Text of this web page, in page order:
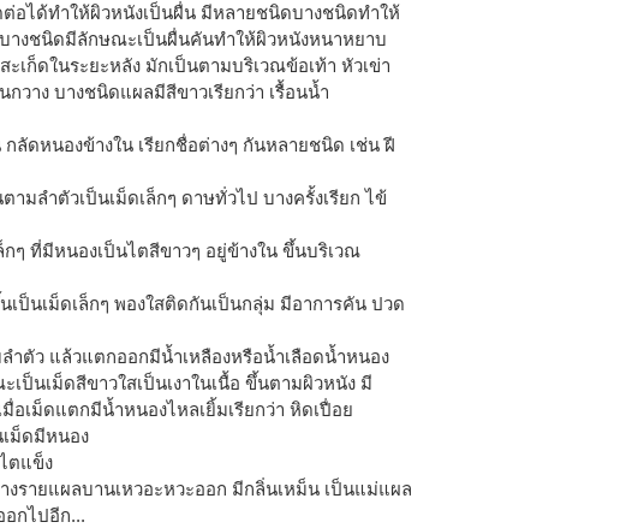
อได้ทำให้ผิวหนังเป็นผื่น มีหลายชนิดบางชนิดทำให้
บางชนิดมีลักษณะเป็นผื่นคันทำให้ผิวหนังหนาหยาบ
เก็ดในระยะหลัง มักเป็นตามบริเวณข้อเท้า หัวเข่า
กวาง บางชนิดแผลมีสีขาวเรียกว่า เรื้อนน้ำ
ลัดหนองข้างใน เรียกชื่อต่างๆ กันหลายชนิด เช่น ฝี
มลำตัวเป็นเม็ดเล็กๆ ดาษทั่วไป บางครั้งเรียก ไข้
ๆ ที่มีหนองเป็นไตสีขาวๆ อยู่ข้างใน ขึ้นบริเวณ
ป็นเม็ดเล็กๆ พองใสติดกันเป็นกลุ่ม มีอาการคัน ปวด
ำตัว แล้วแตกออกมีน้ำเหลืองหรือน้ำเลือดน้ำหนอง
ป็นเม็ดสีขาวใสเป็นเงาในเนื้อ ขึ้นตามผิวหนัง มี
อเม็ดแตกมีน้ำหนองไหลเยิ้มเรียกว่า หิดเปื่อย
ม็ดมีหนอง
ตแข็ง
งรายแผลบานเหวอะหวะออก มีกลิ่นเหม็น เป็นแม่แผล
อกไปอีก...